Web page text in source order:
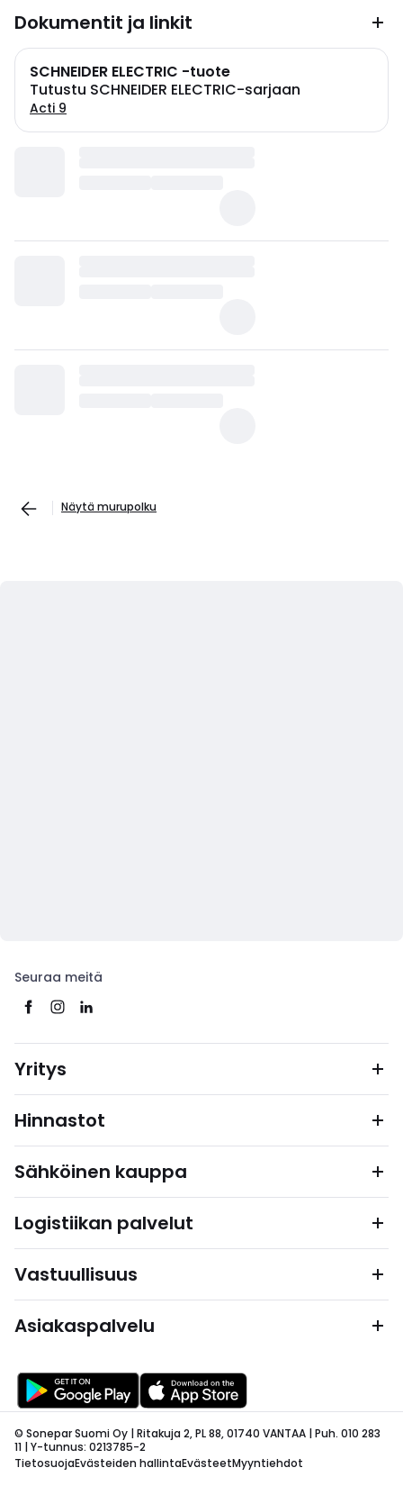
Dokumentit ja linkit
SCHNEIDER ELECTRIC -tuote
Tutustu SCHNEIDER ELECTRIC-sarjaan
Acti 9
Näytä murupolku
Seuraa meitä
Yritys
Hinnastot
Sähköinen kauppa
Logistiikan palvelut
Vastuullisuus
Asiakaspalvelu
© Sonepar Suomi Oy | Ritakuja 2, PL 88, 01740 VANTAA | Puh. 010 283
11 | Y-tunnus: 0213785-2
TietosuojaEvästeiden hallintaEvästeetMyyntiehdot